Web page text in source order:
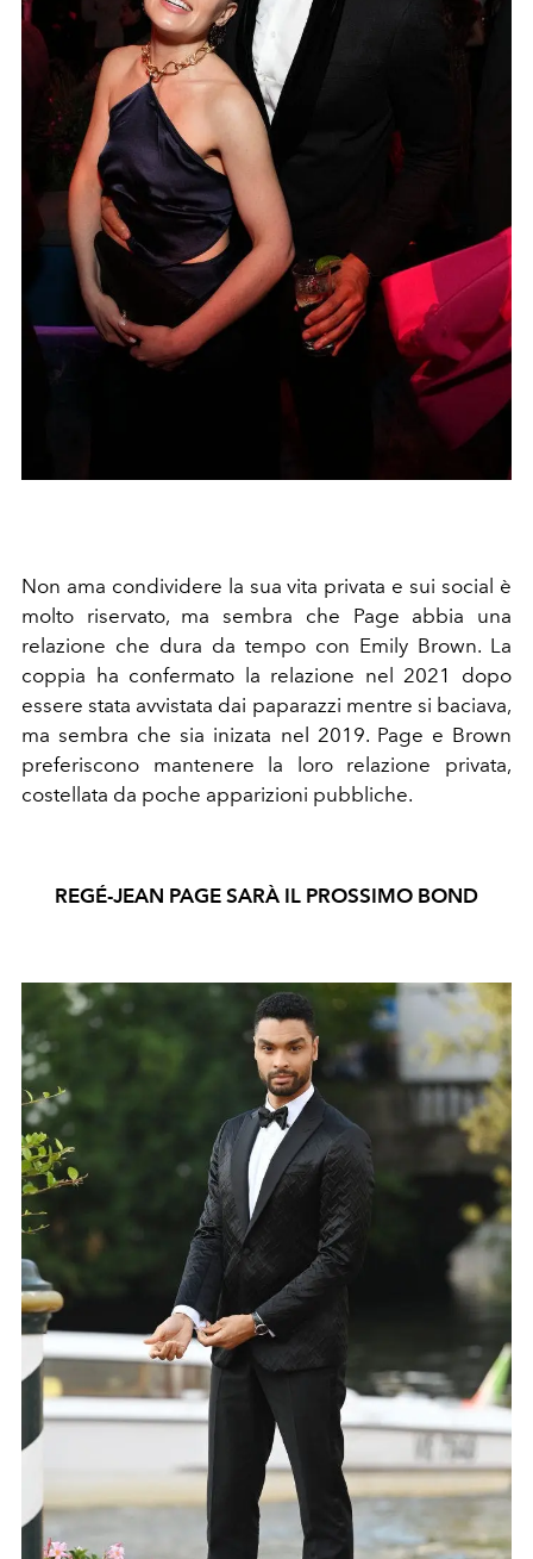
Non ama condividere la sua vita privata e sui social è
molto riservato, ma sembra che Page abbia una
relazione che dura da tempo con Emily Brown. La
coppia ha confermato la relazione nel 2021 dopo
essere stata avvistata dai paparazzi mentre si baciava,
ma sembra che sia inizata nel 2019. Page e Brown
preferiscono mantenere la loro relazione privata,
costellata da poche apparizioni pubbliche.
REGÉ-JEAN PAGE SARÀ IL PROSSIMO BOND